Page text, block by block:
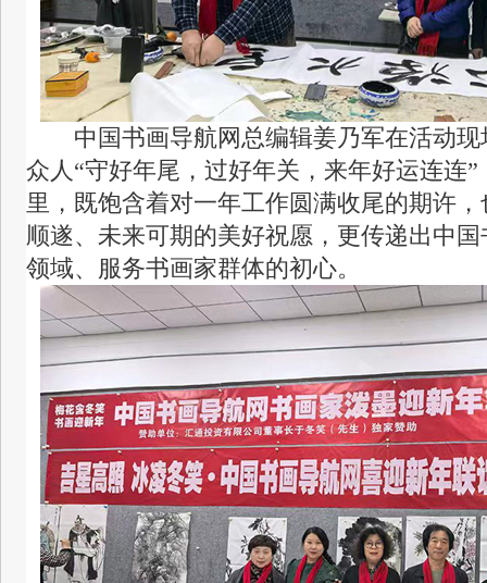
中国书画导航网总编辑姜乃军在活动现
众人“守好年尾，过好年关，来年好运连连
里，既饱含着对一年工作圆满收尾的期许
顺遂、未来可期的美好祝愿，更传递出中
领域、服务书画家群体的初心。